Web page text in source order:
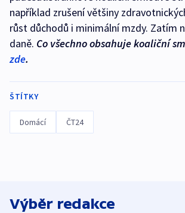
například zrušení většiny
růst důchodů i minimální mzdy. Zatím
daně. Co všechno obsahuje koaliční
zde.
ŠTÍTKY
Domácí ČT24
Výběr redakce